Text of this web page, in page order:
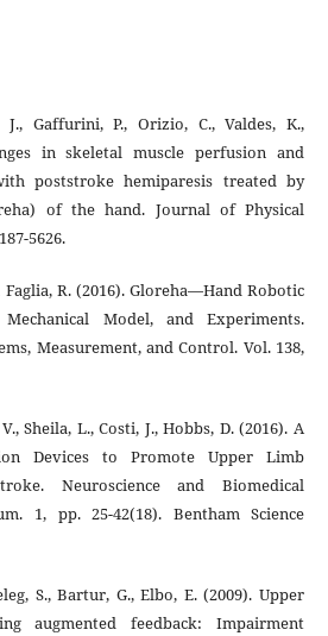
Gaffurini, P., Orizio, C., Valdes, K.,
in skeletal muscle perfusion and
poststroke hemiparesis treated by
of the hand. Journal of Physical
5626.
R. (2016). Gloreha—Hand Robotic
Model, and Experiments.
Measurement, and Control. Vol. 138,
Sheila, L., Costi, J., Hobbs, D. (2016). A
Devices to Promote Upper Limb
Neuroscience and Biomedical
1, pp. 25-42(18). Bentham Science
S., Bartur, G., Elbo, E. (2009). Upper
augmented feedback: Impairment